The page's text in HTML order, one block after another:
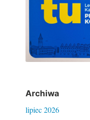
Archiwa
lipiec 2026